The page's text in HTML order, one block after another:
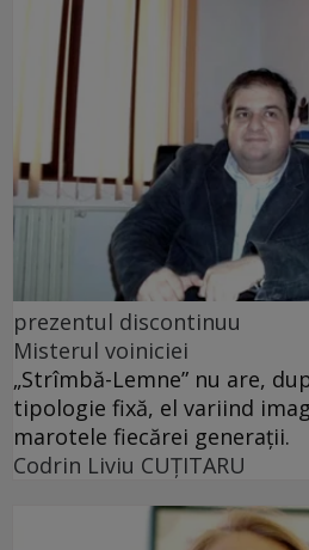
prezentul discontinuu
Misterul voiniciei
„Strîmbă-Lemne” nu are,
tipologie fixă, el variind
marotele fiecărei generaţii.
Codrin Liviu CUŢITARU